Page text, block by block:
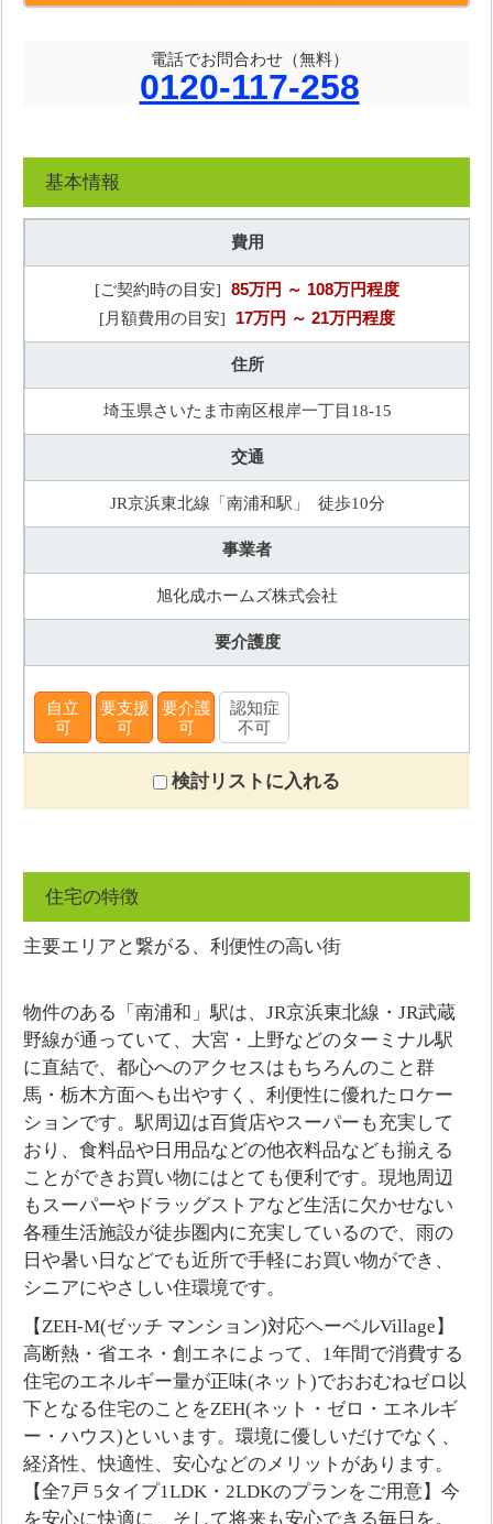
電話でお問合わせ（無料）
0120-117-258
基本情報
費用
[ご契約時の目安] 85万円 ～ 108万円程度
[月額費用の目安] 17万円 ～ 21万円程度
住所
埼玉県さいたま市南区根岸一丁目18-15
交通
JR京浜東北線「南浦和駅」 徒歩10分
事業者
旭化成ホームズ株式会社
要介護度
自立
可
要支援
可
要介護
可
認知症
不可
検討リストに入れる
住宅の特徴
主要エリアと繋がる、利便性の高い街
物件のある「南浦和」駅は、JR京浜東北線・JR武蔵
野線が通っていて、大宮・上野などのターミナル駅
に直結で、都心へのアクセスはもちろんのこと群
馬・栃木方面へも出やすく、利便性に優れたロケー
ションです。駅周辺は百貨店やスーパーも充実して
おり、食料品や日用品などの他衣料品なども揃える
ことができお買い物にはとても便利です。現地周辺
もスーパーやドラッグストアなど生活に欠かせない
各種生活施設が徒歩圏内に充実しているので、雨の
日や暑い日などでも近所で手軽にお買い物ができ、
シニアにやさしい住環境です。
【ZEH-M(ゼッチ マンション)対応ヘーベルVillage】
高断熱・省エネ・創エネによって、1年間で消費する
住宅のエネルギー量が正味(ネット)でおおむねゼロ以
下となる住宅のことをZEH(ネット・ゼロ・エネルギ
ー・ハウス)といいます。環境に優しいだけでなく、
経済性、快適性、安心などのメリットがあります。
【全7戸 5タイプ1LDK・2LDKのプランをご用意】今
を安心に快適に、そして将来も安心できる毎日を。